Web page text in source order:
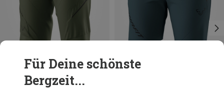
Du sparst 35%
Für Deine schönste
Bergzeit...